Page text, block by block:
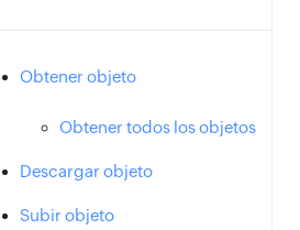
Obtener objeto
Obtener todos los objetos
Descargar objeto
Subir objeto